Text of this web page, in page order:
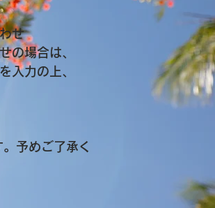
せ
の場合は、
入力の上、
予めご了承く